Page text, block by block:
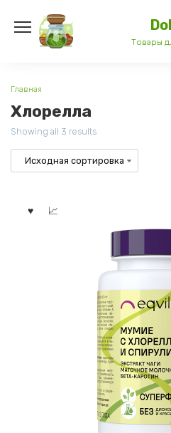
содержанию
Товары
Главная
Хлорелла
Showing all 3 results